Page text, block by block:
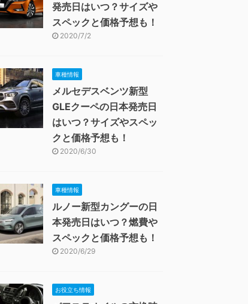
発売日はいつ？サイズや
スペックと価格予想も！
2020/7/2
車種情報
メルセデスベンツ新型
GLEクーペの日本発売日
はいつ？サイズやスペッ
クと価格予想も！
2020/6/30
車種情報
ルノー新型カングーの日
本発売日はいつ？燃費や
スペックと価格予想も！
2020/6/29
お役立ち情報